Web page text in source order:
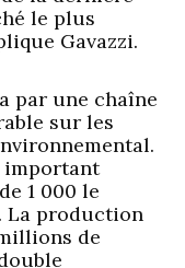
le plus
Gavazzi.
par une chaîne
sur les
important
1 000 le
La production
de